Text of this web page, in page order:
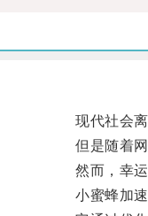
现代社会离
但是随着网
然而，幸运
小蜜蜂加速